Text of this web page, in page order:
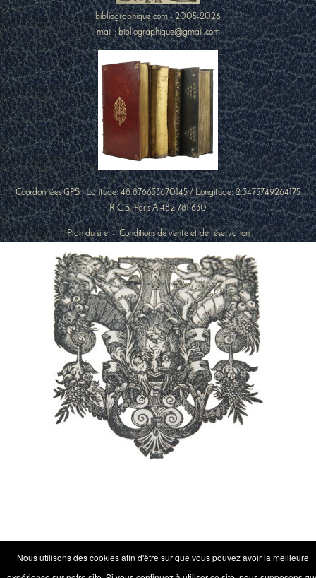
bibliographique.com - 2005-2026
mail : bibliographique@gmail.com
Coordonnées GPS : Latitude:48.876633670145/ Longitude:2.3475749264175
R.C.S. Paris A 482 781 630
Plan du site-Conditions de vente et de réservation
Nous utilisons des cookies afin d'être sûr que vous pouvez avoir la meilleure